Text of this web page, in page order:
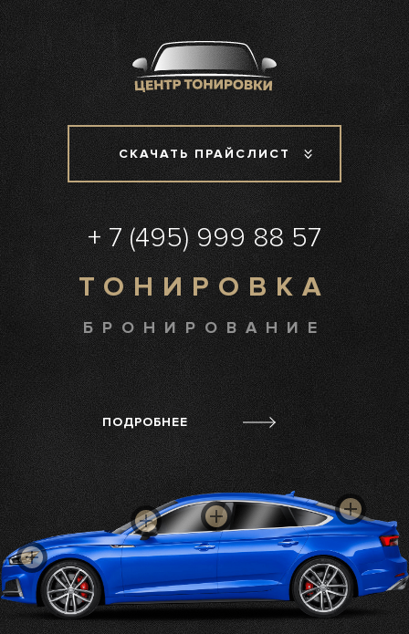
СКАЧАТЬ ПРАЙСЛИСТ
+ 7 (495) 999 88 57
ТОНИРОВКА
БРОНИРОВАНИЕ
ПОДРОБНЕЕ